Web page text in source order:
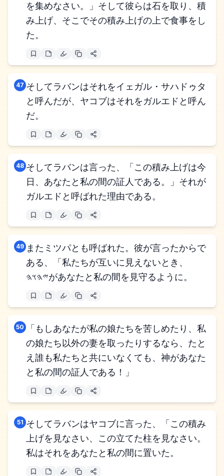
を集めなさい。」そして彼らは石を取り、積
み上げ、そこでその積み上げの上で食事をし
た。
47 そしてラバンはそれをイェガル・サハドゥタ
と呼んだが、ヤコブはそれをガルエドと呼ん
だ。
48 そしてラバンは言った、「この積み上げは今
日、あなたと私の間の証人である。」それが
ガルエドと呼ばれた理由である。
49 またミツパとも呼ばれた。彼が言ったからで
ある、「私たちが互いに見えないとき、
𐤉𐤄𐤅𐤄があなたと私の間を見守るように。
50
「もしあなたが私の娘たちを苦しめたり、私
の娘たち以外の妻を取ったりするなら、たと
え誰も私たちと共にいなくても、神があなた
と私の間の証人である！」
51 そしてラバンはヤコブに言った、「この積み
上げを見なさい、この立てた柱を見なさい。
私はそれをあなたと私の間に置いた。